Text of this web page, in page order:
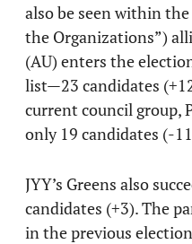
also be seen within the
the Organizations”)
(AU) enters the
list—23 candidates
current council group,
only 19 candidates (-
JYY’s Greens also
candidates (+3). The
in the previous